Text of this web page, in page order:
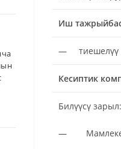
Иш
— тиешелүү
Кесиптик
Билүүсү зарыл:
—